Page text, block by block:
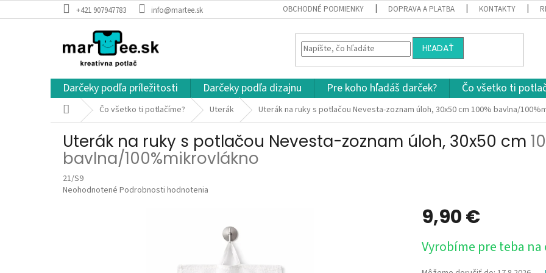
na
+421 907947783 info@martee.sk OBCHODNÉ PODMIENKY DOPRAVA A PLATBA KONTAKTY
HĽADAŤ
Darčeky podľa príležitosti Darčeky podľa dizajnu Pre koho hľadáš darček? Čo všetko ti
Domov Čo všetko ti potlačíme? Uterák Uterák na ruky s potlačou Nevesta-zoznam úloh, 30x50 cm 100% bavlna/
Uterák na ruky s potlačou Nevesta-zoznam úloh, 30x50 cm
bavlna/100%mikrovlákno
21/S9
Priemerné
Neohodnotené Podrobnosti hodnotenia
9,90 €
cena:
Vyrobíme pre teba